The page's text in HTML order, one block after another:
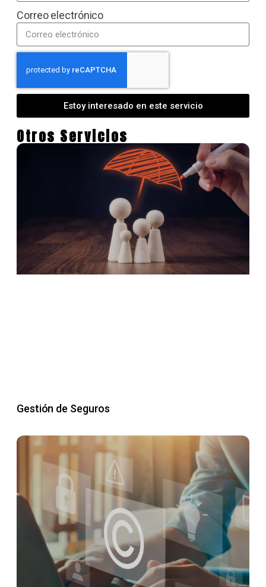
Correo electrónico
Estoy interesado en este servicio
Otros Servicios
Gestión de Seguros